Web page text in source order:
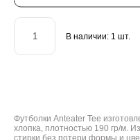
В наличии: 1 шт.
Футболки Anteater Tee
хлопка, плотностью 190 гр/м.
стирки без потери формы и